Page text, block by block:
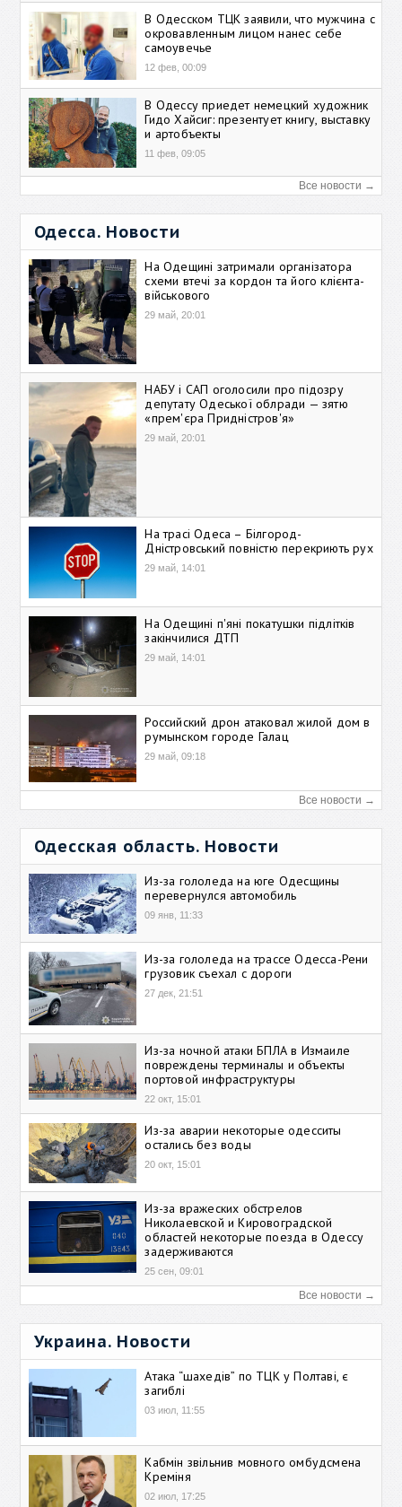
В Одесском ТЦК заявили, что мужчина с
окровавленным лицом нанес себе
самоувечье
12 фев, 00:09
В Одессу приедет немецкий художник
Гидо Хайсиг: презентует книгу, выставку
и артобъекты
11 фев, 09:05
Все новости →
Одесса. Новости
На Одещині затримали організатора
схеми втечі за кордон та його клієнта-
військового
29 май, 20:01
НАБУ і САП оголосили про підозру
депутату Одеської облради — зятю
«прем'єра Придністров'я»
29 май, 20:01
На трасі Одеса – Білгород-
Дністровський повністю перекриють рух
29 май, 14:01
На Одещині п'яні покатушки підлітків
закінчилися ДТП
29 май, 14:01
Российский дрон атаковал жилой дом в
румынском городе Галац
29 май, 09:18
Все новости →
Одесская область. Новости
Из-за гололеда на юге Одесщины
перевернулся автомобиль
09 янв, 11:33
Из-за гололеда на трассе Одесса-Рени
грузовик съехал с дороги
27 дек, 21:51
Из-за ночной атаки БПЛА в Измаиле
повреждены терминалы и объекты
портовой инфраструктуры
22 окт, 15:01
Из-за аварии некоторые одесситы
остались без воды
20 окт, 15:01
Из-за вражеских обстрелов
Николаевской и Кировоградской
областей некоторые поезда в Одессу
задерживаются
25 сен, 09:01
Все новости →
Украина. Новости
Атака “шахедів” по ТЦК у Полтаві, є
загиблі
03 июл, 11:55
Кабмін звільнив мовного омбудсмена
Креміня
02 июл, 17:25